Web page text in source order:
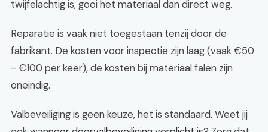
twijfelachtig is, gooi het materiaal dan direct weg.
Reparatie is vaak niet toegestaan tenzij door de
fabrikant. De kosten voor inspectie zijn laag (vaak €50
- €100 per keer), de kosten bij materiaal falen zijn
oneindig.
Valbeveiliging is geen keuze, het is standaard. Weet jij